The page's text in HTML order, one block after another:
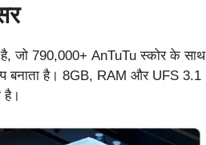
जो 790,000+ AnTuTu स्कोर के साथ
बनाता है। 8GB, RAM और UFS 3.1
है।